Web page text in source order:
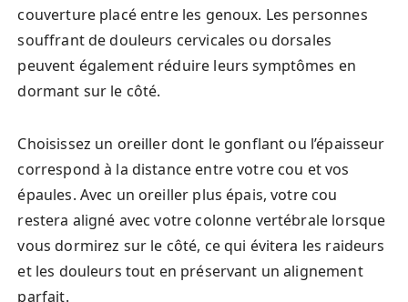
couverture placé entre les genoux. Les personnes
souffrant de douleurs cervicales ou dorsales
peuvent également réduire leurs symptômes en
dormant sur le côté.
Choisissez un oreiller dont le gonflant ou l’épaisseur
correspond à la distance entre votre cou et vos
épaules. Avec un oreiller plus épais, votre cou
restera aligné avec votre colonne vertébrale lorsque
vous dormirez sur le côté, ce qui évitera les raideurs
et les douleurs tout en préservant un alignement
parfait.